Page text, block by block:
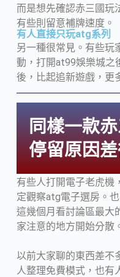
而是想先確認赤三國玩
有些則留意補牌速度。
有人直接只玩atg系列
另一種很常見。有些玩
動，打開at99娛樂城之
後，比起追新遊戲，更
同樣一款
停留原因
有些人打開電子老虎機
定觀察atg電子選房。
這幾個月看討論區最大
家注意的地方開始分散
以前大家聊的東西差不
人整理免費模式，也有